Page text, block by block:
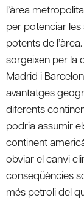
l’àrea
per potenciar les
potents de
sorgeixen per la
Madrid i
avantatges
diferents
podria assumir
continent
obviar el canvi
conseqüències
més petroli del